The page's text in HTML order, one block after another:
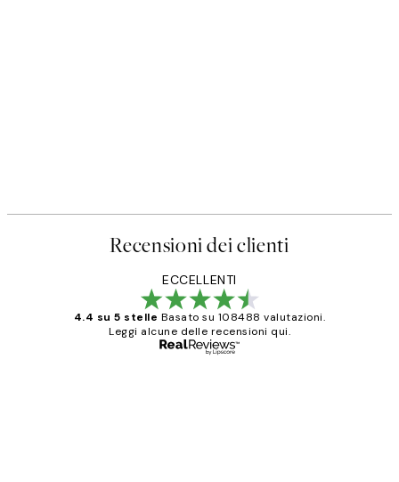
Recensioni dei clienti
ECCELLENTI
4.4 su 5 stelle Basato su 108488 valutazioni.
Leggi alcune delle recensioni qui.